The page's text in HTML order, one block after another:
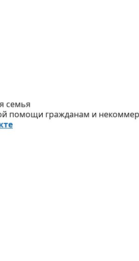
семья
помощи гражданам и